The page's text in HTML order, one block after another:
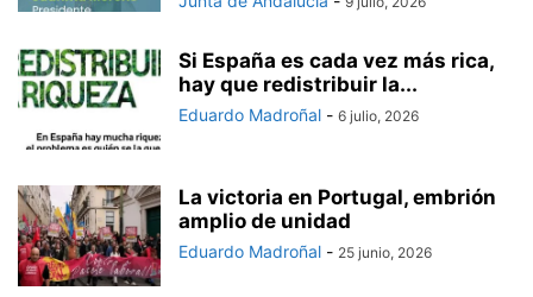
Si España es cada vez más rica,
hay que redistribuir la...
Eduardo Madroñal - 6 julio, 2026
La victoria en Portugal, embrión
amplio de unidad
Eduardo Madroñal - 25 junio, 2026